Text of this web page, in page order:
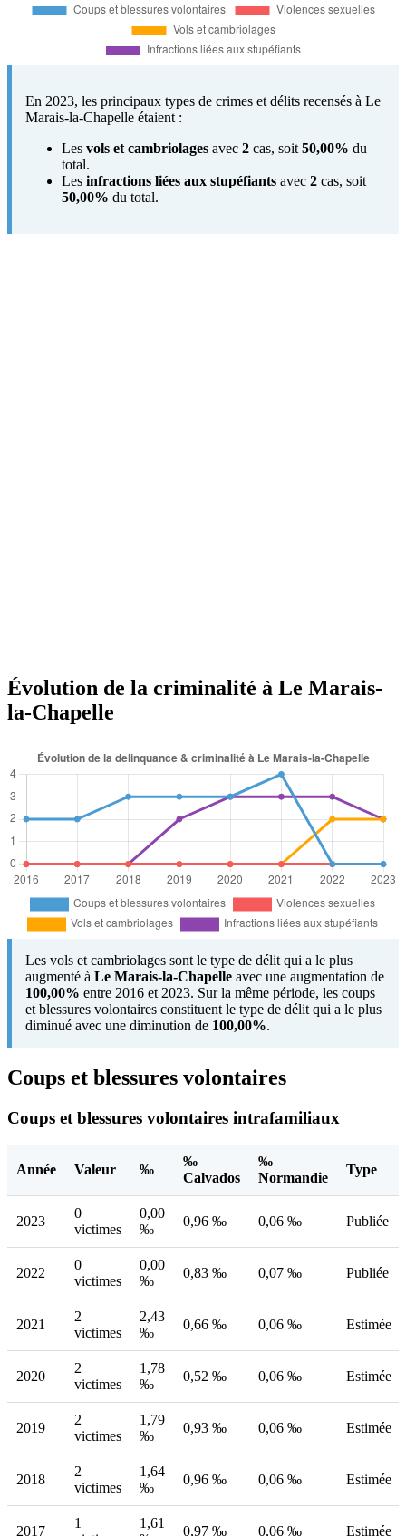
En 2023, les principaux types de crimes et délits recensés à Le
Marais-la-Chapelle étaient :
Les vols et cambriolages avec 2 cas, soit 50,00% du
total.
Les infractions liées aux stupéfiants avec 2 cas, soit
50,00% du total.
Évolution de la criminalité à Le Marais-
la-Chapelle
Les vols et cambriolages sont le type de délit qui a le plus
augmenté à Le Marais-la-Chapelle avec une augmentation de
100,00% entre 2016 et 2023. Sur la même période, les coups
et blessures volontaires constituent le type de délit qui a le plus
diminué avec une diminution de 100,00%.
Coups et blessures volontaires
Coups et blessures volontaires intrafamiliaux
Année Valeur ‰
‰
Calvados
‰
Normandie
Type
2023
0
victimes
0,00
‰
0,96 ‰ 0,06 ‰ Publiée
2022
0
victimes
0,00
‰
0,83 ‰ 0,07 ‰ Publiée
2021
2
victimes
2,43
‰
0,66 ‰ 0,06 ‰ Estimée
2020
2
victimes
1,78
‰
0,52 ‰ 0,06 ‰ Estimée
2019
2
victimes
1,79
‰
0,93 ‰ 0,06 ‰ Estimée
2018
2
victimes
1,64
‰
0,96 ‰ 0,06 ‰ Estimée
2017
1
1,61
0,97 ‰ 0,06 ‰ Estimée